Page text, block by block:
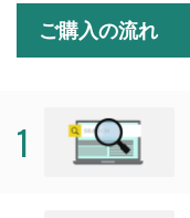
ご購入の流れ
1